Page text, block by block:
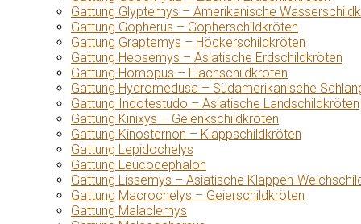
Gattung Glyptemys – Amerikanische
Gattung Gopherus – Gopherschildkröten
Gattung Graptemys – Höckerschildkröten
Gattung Heosemys – Asiatische Erdschildkröten
Gattung Homopus – Flachschildkröten
Gattung Hydromedusa – Südamerikanische
Gattung Indotestudo – Asiatische Landschildkröten
Gattung Kinixys – Gelenkschildkröten
Gattung Kinosternon – Klappschildkröten
Gattung Lepidochelys
Gattung Leucocephalon
Gattung Lissemys – Asiatische Klappen-
Gattung Macrochelys – Geierschildkröten
Gattung Malaclemys